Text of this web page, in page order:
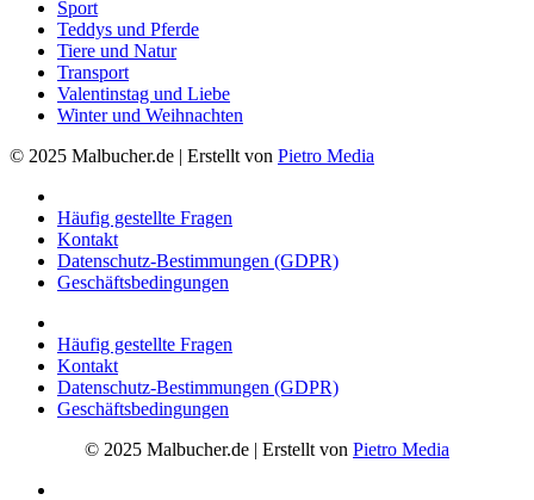
Sport
Teddys und Pferde
Tiere und Natur
Transport
Valentinstag und Liebe
Winter und Weihnachten
© 2025 Malbucher.de | Erstellt von Pietro Media
Häufig gestellte Fragen
Kontakt
Datenschutz-Bestimmungen (GDPR)
Geschäftsbedingungen
Häufig gestellte Fragen
Kontakt
Datenschutz-Bestimmungen (GDPR)
Geschäftsbedingungen
© 2025 Malbucher.de | Erstellt von Pietro Media